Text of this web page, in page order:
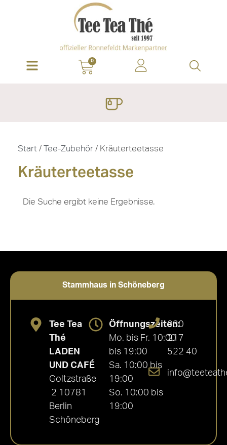
0
Start / Tee-Zubehör / Kräuterteetasse
Kräuterteetasse
Die Suche ergibt keine Ergebnisse.
Stammhaus in Schöneberg
Tee Tea
Thé
LADEN
UND CAFÉ
Goltzstraße
2 10781
Berlin
Schöneberg
Öffnungszeiten:
Mo. bis Fr. 10:00
bis 19:00
Sa. 10:00 bis
19:00
So. 10:00 bis
19:00
030
217
522 40